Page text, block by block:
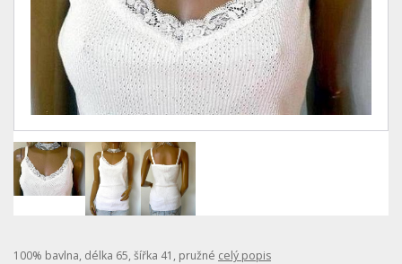
100% bavlna, délka 65, šířka 41, pružné celý popis